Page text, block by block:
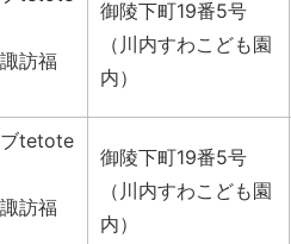
訪福
御陵下町19番5号
（川内すわこども園
内）
tetote
訪福
御陵下町19番5号
（川内すわこども園
内）